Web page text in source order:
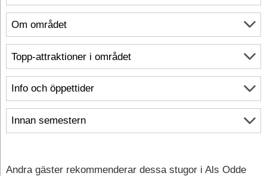
Om området
Info och öppettider
Innan semestern
Topp-attraktioner i området
Andra gäster rekommenderar dessa stugor i Als Odde